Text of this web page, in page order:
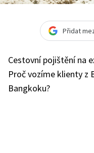
Přidat
Cestovní pojištění na
Proč vozíme klienty z
Bangkoku?